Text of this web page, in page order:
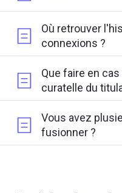
Où retrouver
connexions ?
Que faire en
curatelle du
Vous avez
fusionner ?